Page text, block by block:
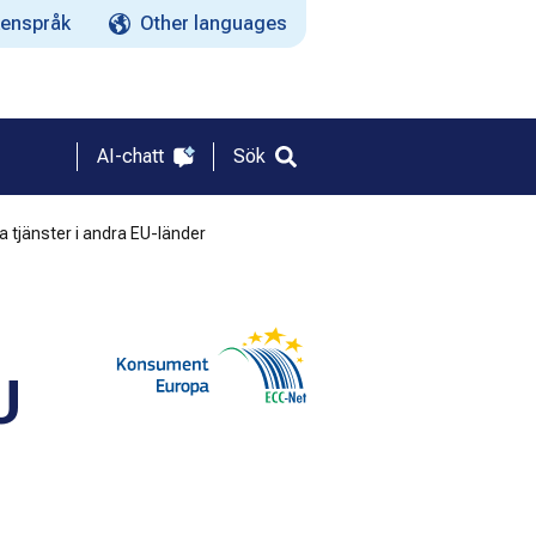
Other languages
AI-chatt Sök
tjänster i andra EU-länder